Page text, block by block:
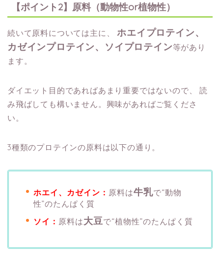
【ポイント2】原料（動物性or植物性）
続いて原料については主に、
ホエイプロテイン、
カゼインプロテイン、ソイプロテイン等があり
ます。
ダイエット目的であればあまり重要ではないので、
読
み飛ばしても構いません。興味があればご覧くださ
い。
3種類のプロテインの原料は以下の通り。
ホエイ、カゼイン： 原料は牛乳で“動物
性”のたんぱく質
ソイ： 原料は大豆で“植物性”のたんぱく質